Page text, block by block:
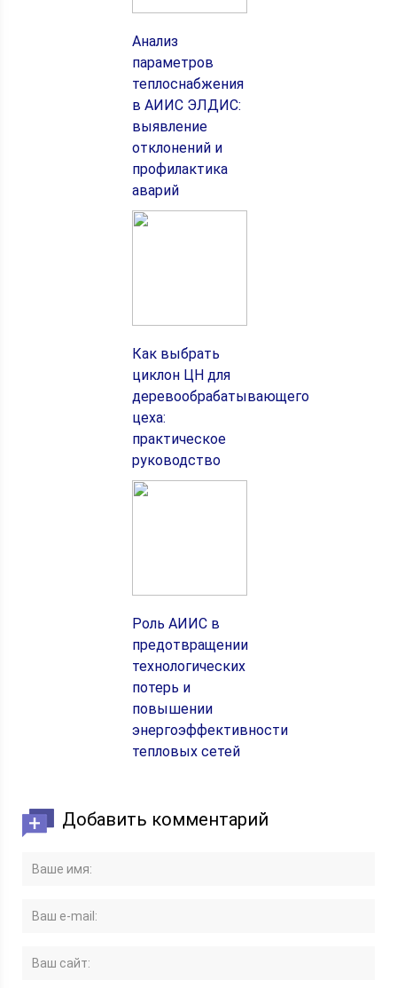
Анализ
параметров
теплоснабжения
в АИИС ЭЛДИС:
выявление
отклонений и
профилактика
аварий
Как выбрать
циклон ЦН для
деревообрабатывающего
цеха:
практическое
руководство
Роль АИИС в
предотвращении
технологических
потерь и
повышении
энергоэффективности
тепловых сетей
Добавить комментарий